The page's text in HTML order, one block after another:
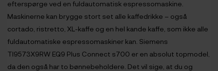
efterspørge ved en fuldautomatisk espressomaskine.
Maskinerne kan brygge stort set alle kaffedrikke – også
cortado, ristretto, XL-kaffe og en hel kande kaffe, som ikke alle
fuldautomatiske espressomaskiner kan. Siemens
TI9573X9RW EQ9 Plus Connect s700 er en absolut topmodel,
da den også har to bønnebeholdere. Det vil sige, at du og